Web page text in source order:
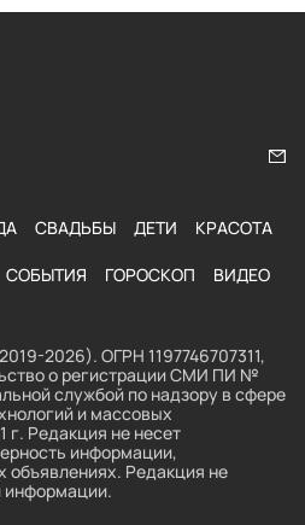
СВАДЬБЫ ДЕТИ КРАСОТА
СОБЫТИЯ ГОРОСКОП ВИДЕО
2026). ОГРН 1197746707311,
о регистрации СМИ ПИ №
службой по надзору в сфере
и массовых
г. Редакция не несет
информации,
Редакция не
информации.